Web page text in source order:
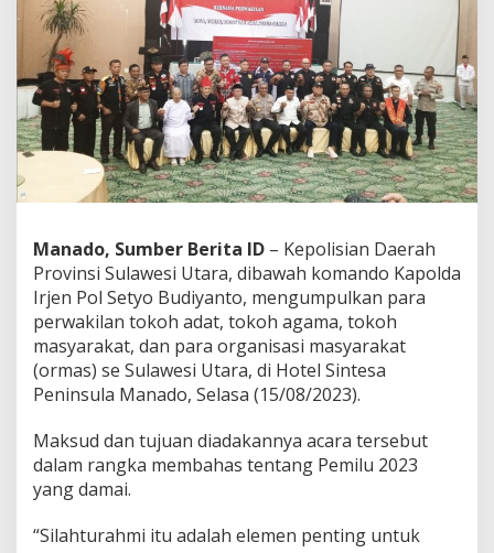
o
A
g
a
m
a
S
u
l
S
e
p
a
k
a
t
a
a
P
i
l
Manado, Sumber Berita ID – Kepolisian Daerah
Provinsi Sulawesi Utara, dibawah komando Kapolda
Irjen Pol Setyo Budiyanto, mengumpulkan para
perwakilan tokoh adat, tokoh agama, tokoh
masyarakat, dan para organisasi masyarakat
(ormas) se Sulawesi Utara, di Hotel Sintesa
Peninsula Manado, Selasa (15/08/2023).
Maksud dan tujuan diadakannya acara tersebut
dalam rangka membahas tentang Pemilu 2023
yang damai.
“Silahturahmi itu adalah elemen penting untuk